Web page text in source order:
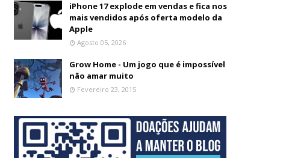
iPhone 17 explode em vendas e fica nos
mais vendidos após oferta modelo da
Apple
Agosto 05, 2026
Grow Home - Um jogo que é impossível
não amar muito
Fevereiro 23, 2015